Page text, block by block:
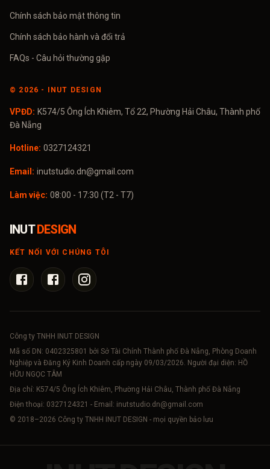
Chính sách bảo mật thông tin
Chính sách bảo hành và đổi trả
FAQs - Câu hỏi thường gặp
© 2026 - INUT DESIGN
VPĐD: K574/5 Ông Ích Khiêm, Tổ 22, Phường Hải Châu, Thành phố
Đà Nẵng
Hotline: 0327124321
Email: inutstudio.dn@gmail.com
Làm việc: 08:00 - 17:30 (T2 - T7)
INUT DESIGN
KẾT NỐI VỚI CHÚNG TÔI
Công ty TNHH INUT DESIGN
Mã số DN: 0402325801
bởi Sở Tài Chính Thành phố Đà Nẵng, Phòng Doanh
Nghiệp và Đăng Ký Kinh Doanh cấp ngày 09/03/2026. Người đại diện: HỒ
HỮU NGỌC TÂM
Địa chỉ: K574/5 Ông Ích Khiêm, Phường Hải Châu, Thành phố Đà Nẵng
Điện thoại: 0327124321 - Email: inutstudio.dn@gmail.com
© 2018–2026 Công ty TNHH INUT DESIGN - mọi quyền bảo lưu